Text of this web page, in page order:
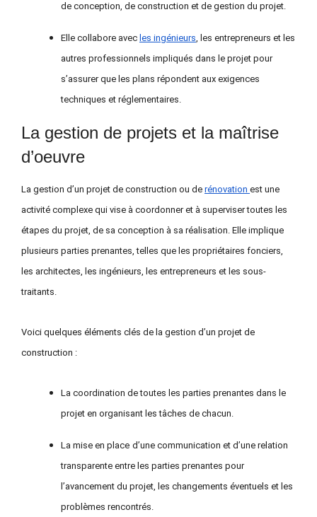
de conception, de construction et de gestion du projet.
Elle collabore avec les ingénieurs, les entrepreneurs et les
autres professionnels impliqués dans le projet pour
s’assurer que les plans répondent aux exigences
techniques et réglementaires.
La gestion de projets et la maîtrise
d’oeuvre
La gestion d’un projet de construction ou de rénovation est une
activité complexe qui vise à coordonner et à superviser toutes les
étapes du projet, de sa conception à sa réalisation. Elle implique
plusieurs parties prenantes, telles que les propriétaires fonciers,
les architectes, les ingénieurs, les entrepreneurs et les sous-
traitants.
Voici quelques éléments clés de la gestion d’un projet de
construction :
La coordination de toutes les parties prenantes dans le
projet en organisant les tâches de chacun.
La mise en place d’une communication et d’une relation
transparente entre les parties prenantes pour
l’avancement du projet, es changements éventuels et es
problèmes rencontrés.